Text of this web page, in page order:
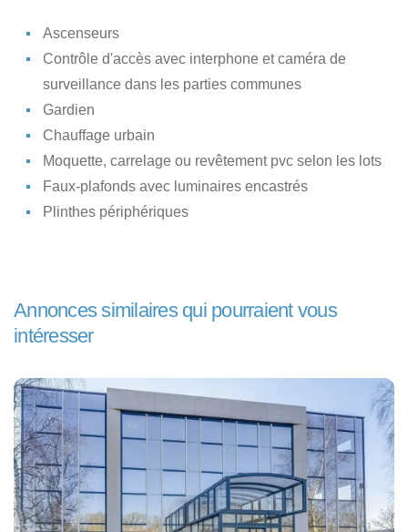
Ascenseurs
Contrôle d'accès avec interphone et caméra de
surveillance dans les parties communes
Gardien
Chauffage urbain
Moquette, carrelage ou revêtement pvc selon les lots
Faux-plafonds avec luminaires encastrés
Plinthes périphériques
Annonces similaires qui pourraient vous
intéresser